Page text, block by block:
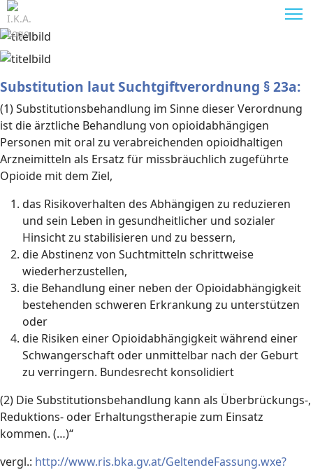
Substitution laut Suchtgiftverordnung § 23a:
(1) Substitutionsbehandlung im Sinne dieser Verordnung
ist die ärztliche Behandlung von opioidabhängigen
Personen mit oral zu verabreichenden opioidhaltigen
Arzneimitteln als Ersatz für missbräuchlich zugeführte
Opioide mit dem Ziel,
das Risikoverhalten des Abhängigen zu reduzieren
und sein Leben in gesundheitlicher und sozialer
Hinsicht zu stabilisieren und zu bessern,
die Abstinenz von Suchtmitteln schrittweise
wiederherzustellen,
die Behandlung einer neben der Opioidabhängigkeit
bestehenden schweren Erkrankung zu unterstützen
oder
die Risiken einer Opioidabhängigkeit während einer
Schwangerschaft oder unmittelbar nach der Geburt
zu verringern. Bundesrecht konsolidiert
(2) Die Substitutionsbehandlung kann als Überbrückungs-,
Reduktions- oder Erhaltungstherapie zum Einsatz
kommen. (…)“
vergl.: http://www.ris.bka.gv.at/GeltendeFassung.wxe?